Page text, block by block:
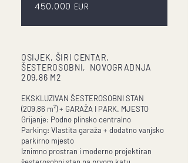
450.000 EUR
OSIJEK, ŠIRI CENTAR,
ŠESTEROSOBNI, NOVOGRADNJA
209,86 M2
EKSKLUZIVAN ŠESTEROSOBNI STAN
(209,86 m²) + GARAŽA I PARK. MJESTO
Grijanje: Podno plinsko centralno
Parking: Vlastita garaža + dodatno vanjsko
parkirno mjesto
Iznimno prostran i moderno projektiran